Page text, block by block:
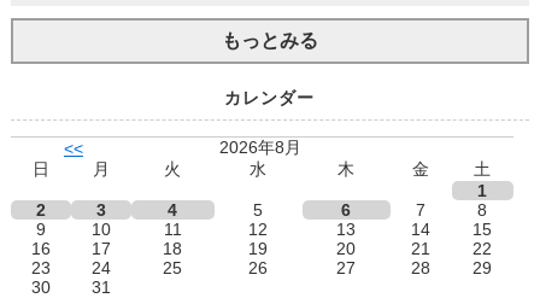
もっとみる
カレンダー
<<
2026年8月
日
月 火 水 木 金
土
1
2
3 4 5 6 7
8
9
10 11 12 13 14
15
16
17 18 19 20 21
22
23
24 25 26 27 28
29
30
31